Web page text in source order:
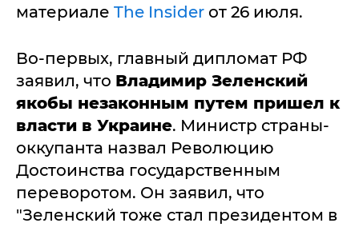
материале The Insider от 26 июля.
Во-первых, главный дипломат РФ
заявил, что Владимир Зеленский
якобы незаконным путем пришел к
власти в Украине. Министр страны-
оккупанта назвал Революцию
Достоинства государственным
переворотом. Он заявил, что
"Зеленский тоже стал президентом в